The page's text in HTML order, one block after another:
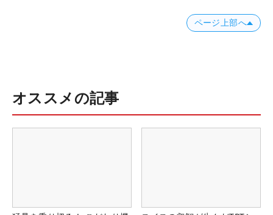
ページ上部へ
オススメの記事